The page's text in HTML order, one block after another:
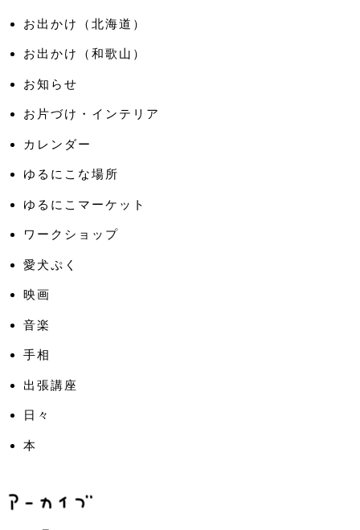
お出かけ（北海道）
お出かけ（和歌山）
お知らせ
お片づけ・インテリア
カレンダー
ゆるにこな場所
ゆるにこマーケット
ワークショップ
愛犬ぷく
映画
音楽
手相
出張講座
日々
本